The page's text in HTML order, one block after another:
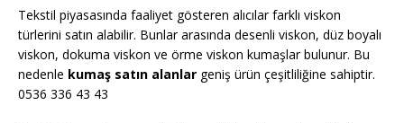
Tekstil piyasasında faaliyet gösteren alıcılar farklı viskon
türlerini satın alabilir. Bunlar arasında desenli viskon, düz boyalı
viskon, dokuma viskon ve örme viskon kumaşlar bulunur. Bu
nedenle kumaş satın alanlar geniş ürün çeşitliliğine sahiptir.
0536 336 43 43